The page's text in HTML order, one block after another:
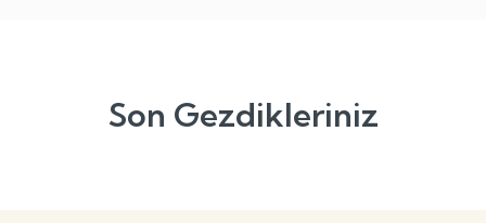
Son Gezdikleriniz